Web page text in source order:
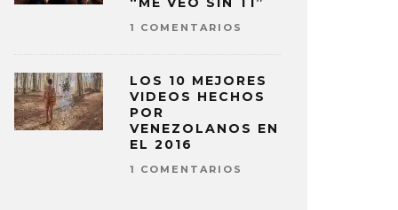
1 COMENTARIOS
LOS 10 MEJORES
VIDEOS HECHOS
POR
VENEZOLANOS EN
EL 2016
1 COMENTARIOS